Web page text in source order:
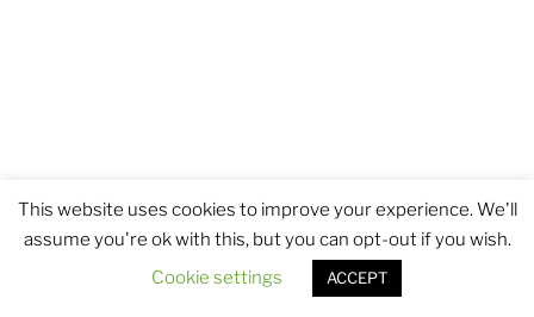
This website uses cookies to improve your experience. We'll
assume you're ok with this, but you can opt-out if you wish.
Cookie settings
ACCEPT